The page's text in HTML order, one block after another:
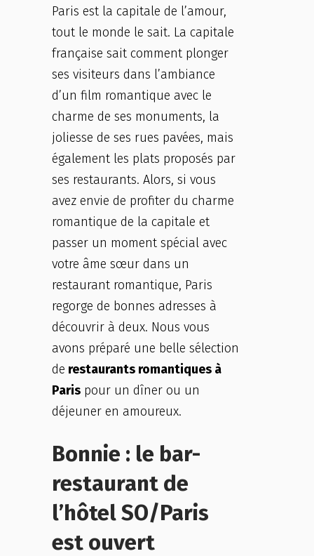
Paris est la capitale de l’amour,
tout le monde le sait. La capitale
française sait comment plonger
ses visiteurs dans l’ambiance
d’un film romantique avec le
charme de ses monuments, la
joliesse de ses rues pavées, mais
également les plats proposés par
ses restaurants. Alors, si vous
avez envie de profiter du charme
romantique de la capitale et
passer un moment spécial avec
votre âme sœur dans un
restaurant romantique, Paris
regorge de bonnes adresses à
découvrir à deux. Nous vous
avons préparé une belle sélection
de restaurants romantiques à
Paris pour un dîner ou un
déjeuner en amoureux.
Bonnie : le bar-
restaurant de
l’hôtel SO/Paris
est ouvert